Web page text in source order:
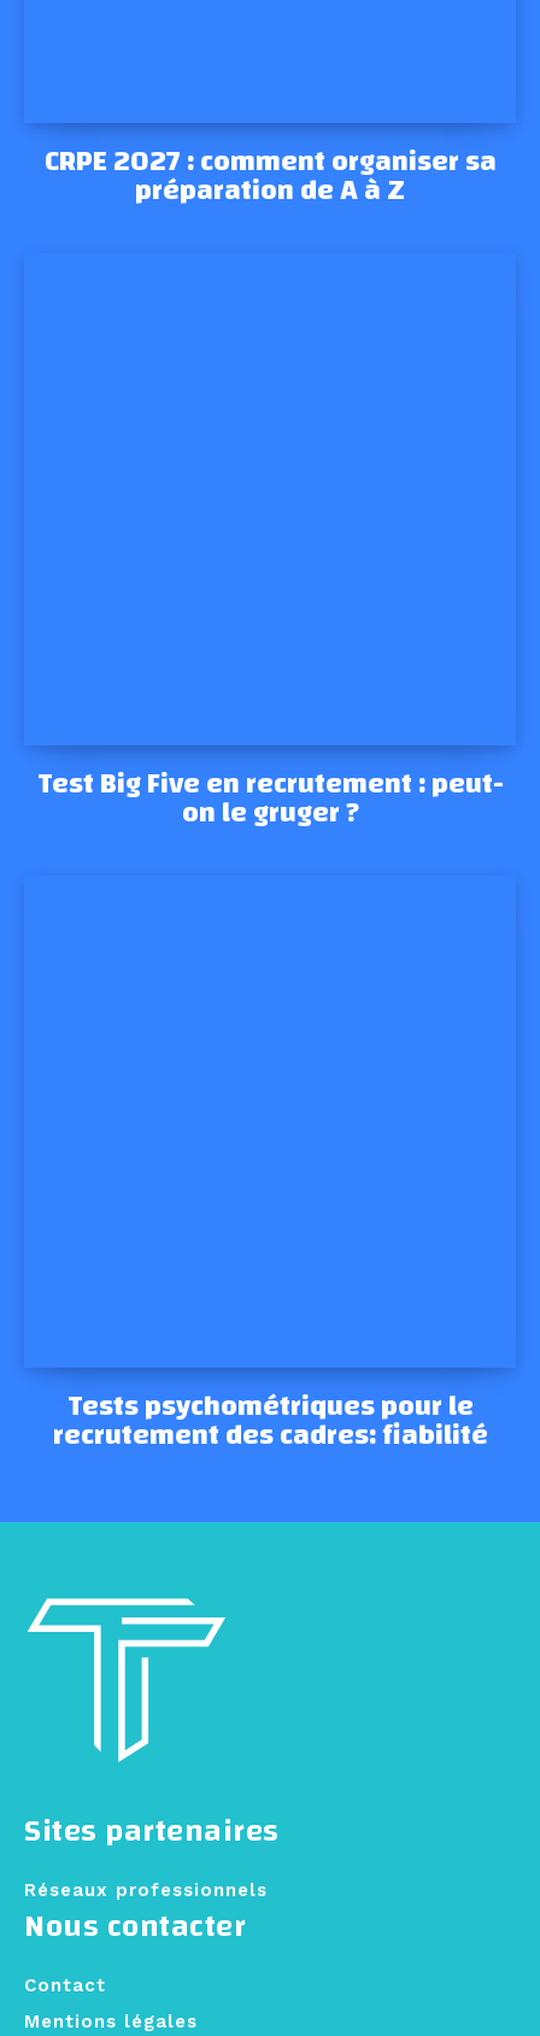
CRPE 2027 : comment organiser sa
préparation de A à Z
Test Big Five en recrutement : peut-
on le gruger ?
Tests psychométriques pour le
recrutement des cadres: fiabilité
Nous contacter
Contact
Mentions légales
Sites partenaires
Réseaux professionnels